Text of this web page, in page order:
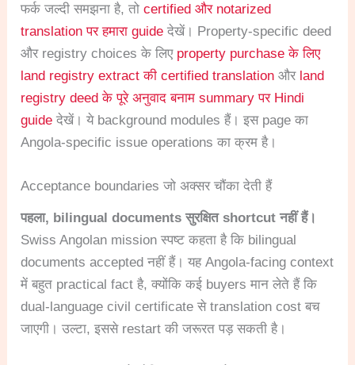
फर्क जल्दी समझना है, तोcertified और notarized
translation पर हमारा guide देखें। Property-specific deed
और registry choices के लिए property purchase के लिए
land registry extract की certified translation और land
registry deed के पूरे अनुवाद बनाम summary पर Hindi
guide देखें। ये background modules हैं। इस page का
Angola-specific issue operations का क्रम है।
Acceptance boundaries जो अक्सर चौंका देती हैं
पहला, bilingual documents सुरक्षित shortcut नहीं हैं।
Swiss Angolan mission स्पष्ट कहता है कि bilingual
documents accepted नहीं हैं। यह Angola-facing context
में बहुत practical fact है, क्योंकि कई buyers मान लेते हैं कि
dual-language civil certificate से translation cost बच
जाएगी। उल्टा, इससे restart की जरूरत पड़ सकती है।